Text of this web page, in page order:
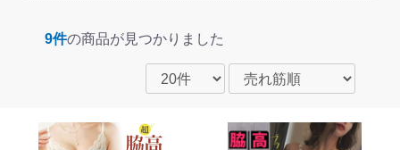
9件の商品が見つかりました